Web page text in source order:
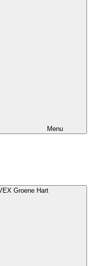
Menu
Groene Hart